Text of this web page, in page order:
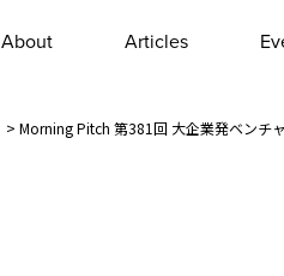
About Articles
> Morning Pitch 第381回 大企業発ベンチ